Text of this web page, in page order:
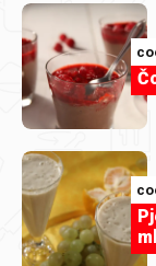
Članak
potajno